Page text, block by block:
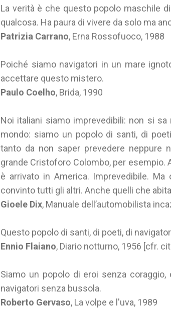
La verità è che questo popolo maschile
qualcosa. Ha paura di vivere da solo ma
Patrizia Carrano, Erna Rossofuoco, 1988
Poiché siamo navigatori in un mare
accettare questo mistero.
Paulo Coelho, Brida, 1990
Noi italiani siamo imprevedibili: non si
mondo: siamo un popolo di santi, di
tanto da non saper prevedere neppure
grande Cristoforo Colombo, per esempio.
è arrivato in America. Imprevedibile.
convinto tutti gli altri. Anche quelli che
Gioele Dix, Manuale dell’automobilista
Questo popolo di santi, di poeti, di
Ennio Flaiano, Diario notturno, 1956 [cfr.
Siamo un popolo di eroi senza
navigatori senza bussola.
Roberto Gervaso, La volpe e l'uva, 1989